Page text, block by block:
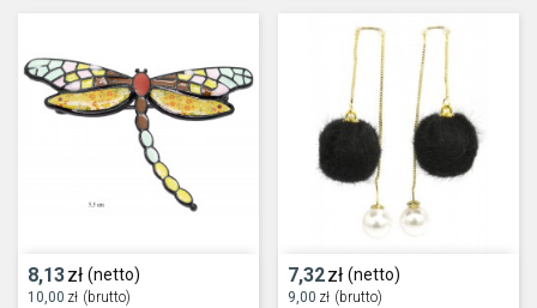
8,13zł (netto)
10,00 zł (brutto)
7,32zł (netto)
9,00 zł (brutto)